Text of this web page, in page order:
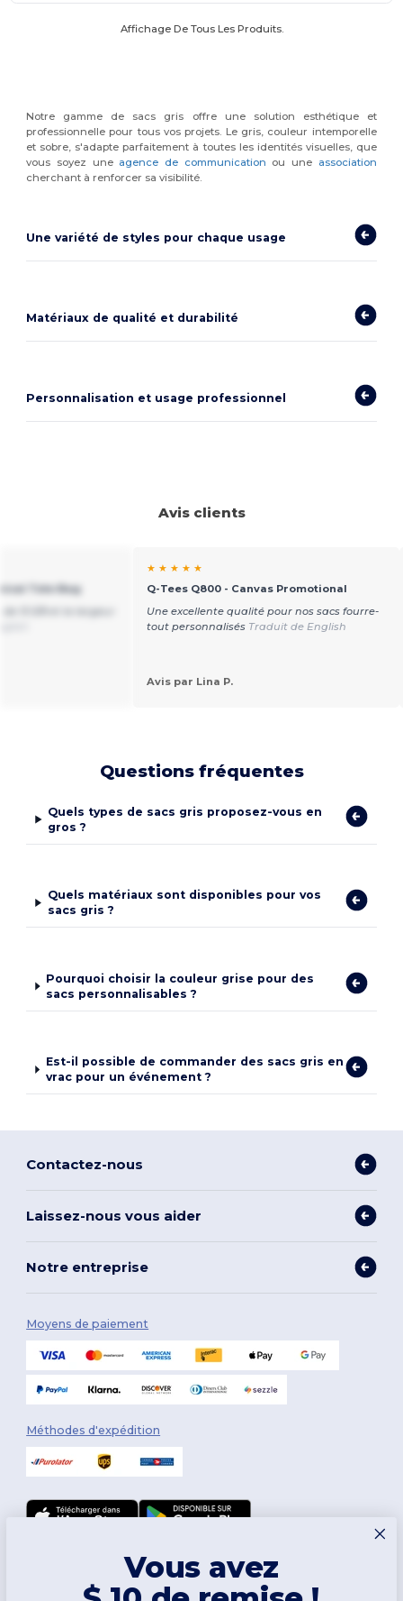
Affichage De Tous Les Produits.
Notre gamme de sacs gris offre une solution esthétique et
professionnelle pour tous vos projets. Le gris, couleur intemporelle
et sobre, s'adapte parfaitement à toutes les identités visuelles, que
vous soyez une agence de communication ou une association
cherchant à renforcer sa visibilité.
Une variété de styles pour chaque usage
Matériaux de qualité et durabilité
Personnalisation et usage professionnel
Avis clients
Tote Bag
★ ★ ★ ★ ★
Q-Tees Q800 - Canvas Promotional
Une excellente qualité pour nos sacs fourre-
tout personnalisés Traduit de English
Avis par Lina P.
Questions fréquentes
Quels types de sacs gris proposez-vous en
gros ?
Quels matériaux sont disponibles pour vos
sacs gris ?
Pourquoi choisir la couleur grise pour des
sacs personnalisables ?
Est-il possible de commander des sacs gris en
vrac pour un événement ?
Contactez-nous
Laissez-nous vous aider
Notre entreprise
Moyens de paiement
Méthodes d'expédition
Vous avez